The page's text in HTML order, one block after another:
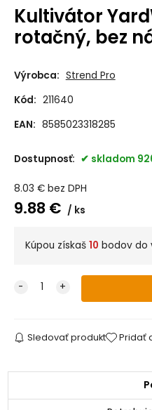
Kultivátor
rotačný, bez
Výrobca: Strend Pro
Kód: 211640
EAN: 8585023318285
Dostupnosť: skladom
8.03 € bez DPH
9.88 € ks
Kúpou získaš 10 bodov do
Sledovať produkt Pridať